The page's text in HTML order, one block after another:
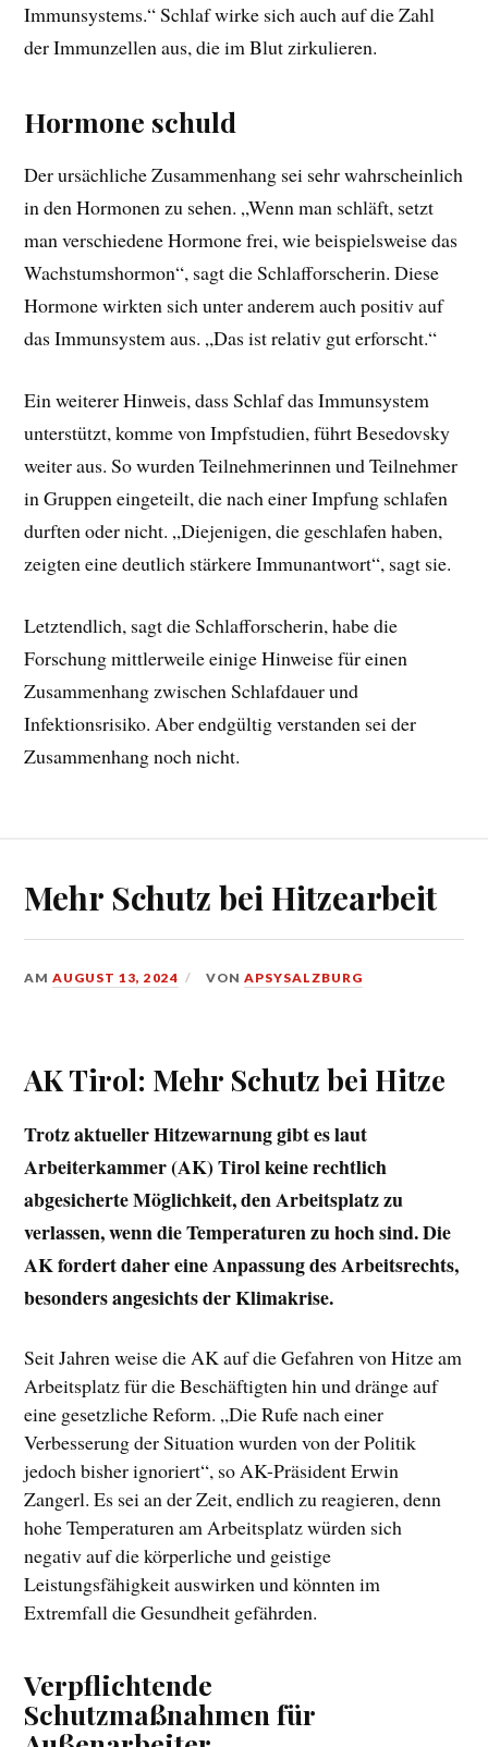
Immunsystems.“ Schlaf wirke sich auch auf die Zahl
der Immunzellen aus, die im Blut zirkulieren.
Hormone schuld
Der ursächliche Zusammenhang sei sehr wahrscheinlich
in den Hormonen zu sehen. „Wenn man schläft, setzt
man verschiedene Hormone frei, wie beispielsweise das
Wachstumshormon“, sagt die Schlafforscherin. Diese
Hormone wirkten sich unter anderem auch positiv auf
das Immunsystem aus. „Das ist relativ gut erforscht.“
Ein weiterer Hinweis, dass Schlaf das Immunsystem
unterstützt, komme von Impfstudien, führt Besedovsky
weiter aus. So wurden Teilnehmerinnen und Teilnehmer
in Gruppen eingeteilt, die nach einer Impfung schlafen
durften oder nicht. „Diejenigen, die geschlafen haben,
zeigten eine deutlich stärkere Immunantwort“, sagt sie.
Letztendlich, sagt die Schlafforscherin, habe die
Forschung mittlerweile einige Hinweise für einen
Zusammenhang zwischen Schlafdauer und
Infektionsrisiko. Aber endgültig verstanden sei der
Zusammenhang noch nicht.
Mehr Schutz bei Hitzearbeit
AMAUGUST 13, 2024 VONAPSYSALZBURG
AK Tirol: Mehr Schutz bei Hitze
Trotz aktueller Hitzewarnung gibt es laut
Arbeiterkammer (AK) Tirol keine rechtlich
abgesicherte Möglichkeit, den Arbeitsplatz zu
verlassen, wenn die Temperaturen zu hoch sind. Die
AK fordert daher eine Anpassung des Arbeitsrechts,
besonders angesichts der Klimakrise.
Seit Jahren weise die AK auf die Gefahren von Hitze am
Arbeitsplatz für die Beschäftigten hin und dränge auf
eine gesetzliche Reform. „Die Rufe nach einer
Verbesserung der Situation wurden von der Politik
jedoch bisher ignoriert“, so AK-Präsident Erwin
Zangerl. Es sei an der Zeit, endlich zu reagieren, denn
hohe Temperaturen am Arbeitsplatz würden sich
negativ auf die körperliche und geistige
Leistungsfähigkeit auswirken und könnten im
Extremfall die Gesundheit gefährden.
Verpflichtende
Schutzmaßnahmen für